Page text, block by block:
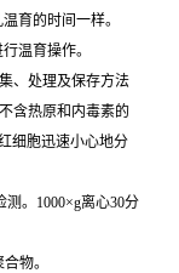
育的时间一样。
温育操作。
、处理及保存方法
含热原和内毒素的
细胞迅速小心地分
。1000×g离心30分
物。